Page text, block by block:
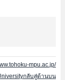
mpu.ac.jp/
กลับสู่ด้านบน